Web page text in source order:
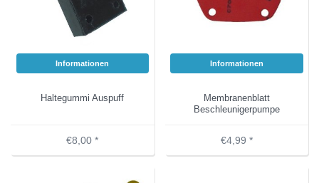
Informationen
Haltegummi Auspuff
€8,00 *
Informationen
Membranenblatt
Beschleunigerpumpe
€4,99 *